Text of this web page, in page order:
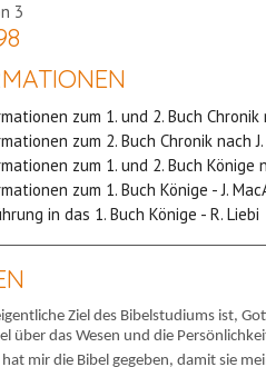
3
zum 1. und 2. Buch Chronik
zum 2. Buch Chronik nach
zum 1. und 2. Buch Könige
zum 1. Buch Könige - J.
in das 1. Buch Könige - R. Liebi
Ziel des Bibelstudiums ist,
über das Wesen und die
mir die Bibel gegeben, damit sie